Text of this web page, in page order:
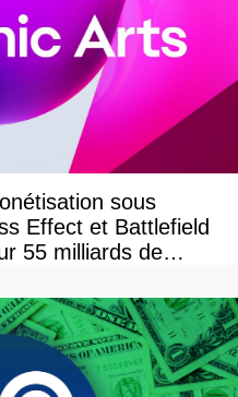
sous
Effect et Battlefield
55 milliards de